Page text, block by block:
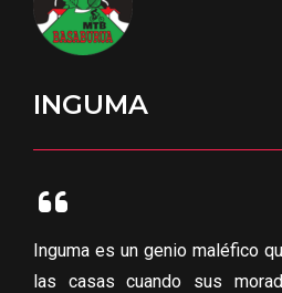
INGUMA
Inguma es un genio maléfico
las casas cuando sus